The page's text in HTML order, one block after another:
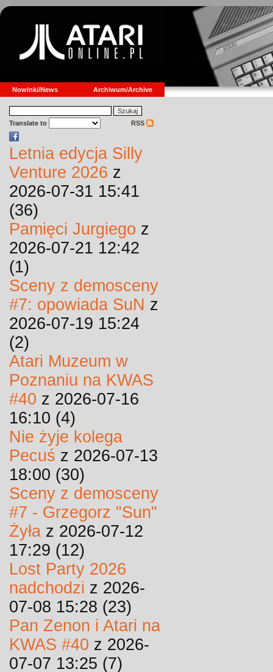
Nowinki/News Archiwum/Archive
Translate to RSS
Letnia edycja Silly
Venture 2026 z
2026-07-31 15:41
(36)
Pamięci Jurgiego z
2026-07-21 12:42
(1)
Sceny z demosceny
#7: opowiada SuN z
2026-07-19 15:24
(2)
Atari Muzeum w
Poznaniu na KWAS
#40 z 2026-07-16
16:10 (4)
Nie żyje kolega
Pecuś z 2026-07-13
18:00 (30)
Sceny z demosceny
#7 - Grzegorz "Sun"
Żyła z 2026-07-12
17:29 (12)
Lost Party 2026
nadchodzi z 2026-
07-08 15:28 (23)
Pan Zenon i Atari na
KWAS #40 z 2026-
07-07 13:25 (7)